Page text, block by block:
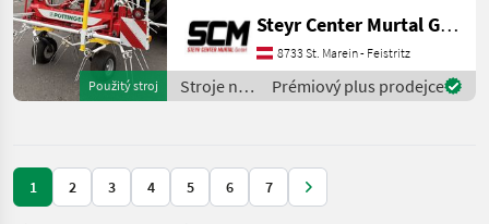
Použitý stroj
hydraulische
Grenzstreueinrichtung -
vorderes Tastrad -
elektrische Klappung -
Steyr Center Murtal GmbH
8733 St. Marein - Feistritz
Stroje na
zber
Pöttinger
Prémiový plus prodejce
1 2 3 4 5 6 7